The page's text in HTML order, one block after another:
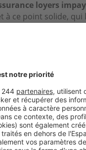
loyers
à ce point solide,
régime réel
: quelles sont